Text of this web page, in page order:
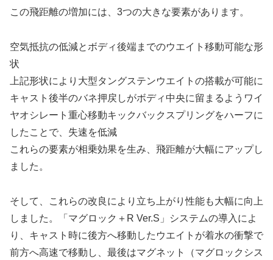
この飛距離の増加には、3つの大きな要素があります。
空気抵抗の低減とボディ後端までのウエイト移動可能な形
状
上記形状により大型タングステンウエイトの搭載が可能に
キャスト後半のバネ押戻しがボディ中央に留まるようワイ
ヤオシレート重心移動キックバックスプリングをハーフに
したことで、失速を低減
これらの要素が相乗効果を生み、飛距離が大幅にアップし
ました。
そして、これらの改良により立ち上がり性能も大幅に向上
しました。「マグロック＋R Ver.S」システムの導入によ
り、キャスト時に後方へ移動したウエイトが着水の衝撃で
前方へ高速で移動し、最後はマグネット（マグロックシス